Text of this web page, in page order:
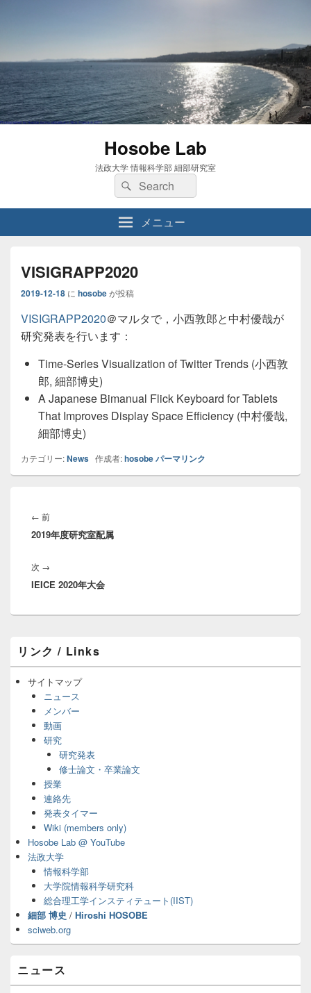
Hosobe Lab
法政大学 情報科学部 細部研究室
検
索:
検
索
メニュー
VISIGRAPP2020
2019-12-18 に hosobeが投稿
VISIGRAPP2020＠マルタで，小西敦郎と中村優哉が
研究発表を行います：
Time-Series Visualization of Twitter Trends (小西敦
郎, 細部博史)
A Japanese Bimanual Flick Keyboard for Tablets
That Improves Display Space Efficiency (中村優哉,
細部博史)
カテゴリー:News 作成者:hosobeパーマリンク
稿
ナ
ゲ
ー
シ
← 前前
の
2019年度研究室配属
次 →
の
稿:
IEICE 2020年大会
ン
サ
ア
リンク / Links
サイトマップ
ニュース
メンバー
動画
研究
研究発表
修士論文・卒業論文
授業
連絡先
発表タイマー
Wiki (members only)
Hosobe Lab @ YouTube
法政大学
情報科学部
大学院情報科学研究科
総合理工学インスティテュート(IIST)
細部 博史 / Hiroshi HOSOBE
sciweb.org
ニュース